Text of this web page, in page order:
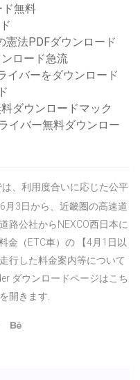
無料
憲法PDFダウンロード
ロード急流
イバーをダウンロード
ダウンロードマック
イバー無料ダウンロー
、利用度合いに応じた公平
月3日から、近畿圏の高速道
路公社からNEXCO西日本に
金（ETC車）の 【4月1日以
行した料金案内等について
ダウンロードページはこち
開きます.